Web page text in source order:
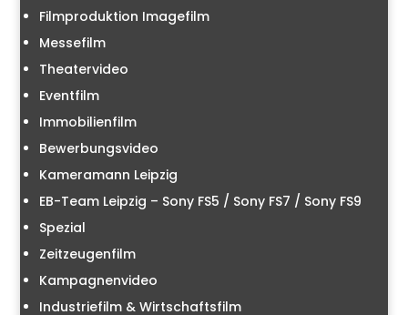
Filmproduktion Imagefilm
Messefilm
Theatervideo
Eventfilm
Immobilienfilm
Bewerbungsvideo
Kameramann Leipzig
EB-Team Leipzig – Sony FS5 / Sony FS7 / Sony FS9
Spezial
Zeitzeugenfilm
Kampagnenvideo
Industriefilm & Wirtschaftsfilm